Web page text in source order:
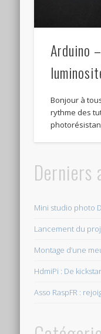
Arduino
Bonjour à
rythme des
Derniers
Mini studio photo
Lancement du
Montage d’une
HdmiPi : De
Asso RaspFR :